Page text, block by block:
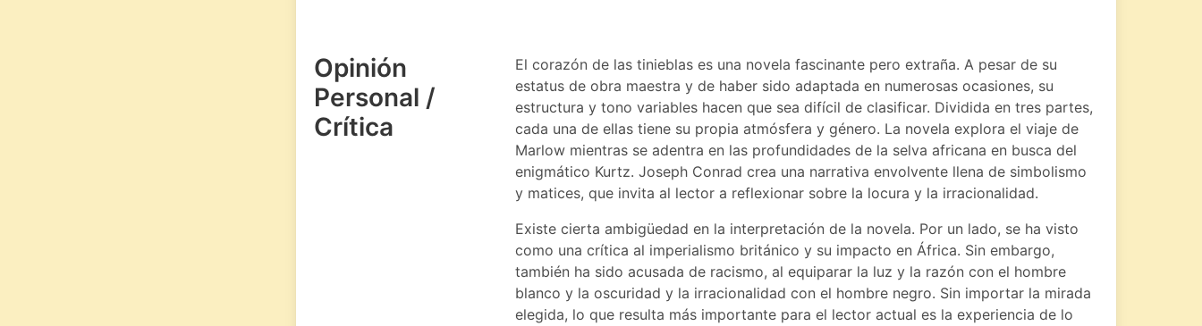
Opinión
Personal /
Crítica
El corazón de las tinieblas es una novela fascinante pero extraña. A pesar de su
estatus de obra maestra y de haber sido adaptada en numerosas ocasiones, su
estructura y tono variables hacen que sea difícil de clasificar. Dividida en tres partes,
cada una de ellas tiene su propia atmósfera y género. La novela explora el viaje de
Marlow mientras se adentra en las profundidades de la selva africana en busca del
enigmático Kurtz. Joseph Conrad crea una narrativa envolvente llena de simbolismo
y matices, que invita al lector a reflexionar sobre la locura y la irracionalidad.
Existe cierta ambigüedad en la interpretación de la novela. Por un lado, se ha visto
como una crítica al imperialismo británico y su impacto en África. Sin embargo,
también ha sido acusada de racismo, al equiparar la luz y la razón con el hombre
blanco y la oscuridad y la irracionalidad con el hombre negro. Sin importar la mirada
elegida, lo que resulta más importante para el lector actual es la experiencia de lo